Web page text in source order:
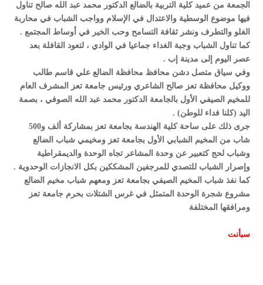
الجمعة من عميد كلية التربية بالضالع الدكتور محمد عبد الله صالح تناول
فيها موضوع الوسطية والاعتدال في الإسلام وواجب الشباب في محاربة
الغلو والتطرف ونشر ثقافة التسامح وحب الخير في أوساط المجتمع .
كما تناول الشباب وجبة الغداء جماعيا في الوادي ، لتعود القافلة بعد
عصر اليوم إلى مدينة إب .
وفي سياق متصل دشن محافظ محافظة الضالع علي قاسم طالب
ووكيل محافظة تعز صالح الشاعري ورئيس جامعة تعز المشرف العام
للمخيم الصيفي الأول بالجامعة الدكتور محمد عبد الله الصوفي ، بصمة
اليد (كلنا فداء للوطن) .
جرى ذلك على ساحة كلية الهندسة بجامعة تعز بمشاركة ألف و500
شاب من المخيم الشبابي الأول بجامعة تعز ومخيمي شباب الضالع
وشباب لحج كتعبير عن وحدة المشاعر تجاه الوحدة والديمقراطية
وإصرار الشباب للتصدي للمرجفين المشككين بكل الانجازات الوحدوية .
كما نفذ شباب المخيم الصيفي بجامعة تعز ومعهم شباب مخيم الضالع
مشروع شجرة الوحدة المتمثل في غرس الشتلات بحرم جامعة تعز
ومرافقها المختلفة
سبأنت